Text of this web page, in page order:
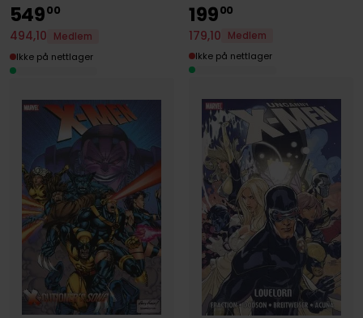
54900
494,10
Medlem
Ikke på nettlager
19900
179,10
Medlem
Ikke på nettlager